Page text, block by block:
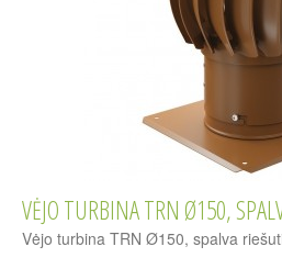
VĖJO TURBINA TRN Ø150,
Vėjo turbina TRN Ø150, spalva